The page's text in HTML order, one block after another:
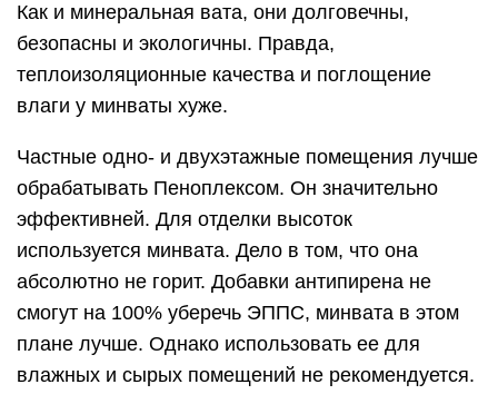
Как и минеральная вата, они долговечны,
безопасны и экологичны. Правда,
теплоизоляционные качества и поглощение
влаги у минваты хуже.
Частные одно- и двухэтажные помещения лучше
обрабатывать Пеноплексом. Он значительно
эффективней. Для отделки высоток
используется минвата. Дело в том, что она
абсолютно не горит. Добавки антипирена не
смогут на 100% уберечь ЭППС, минвата в этом
плане лучше. Однако использовать ее для
влажных и сырых помещений не рекомендуется.